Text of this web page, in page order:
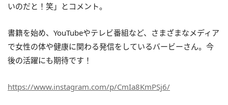
いのだと！笑」とコメント。
書籍を始め、YouTubeやテレビ番組など、さまざまなメディア
で女性の体や健康に関わる発信をしているバービーさん。今
後の活躍にも期待です！
https://www.instagram.com/p/CmIa8KmPSj6/